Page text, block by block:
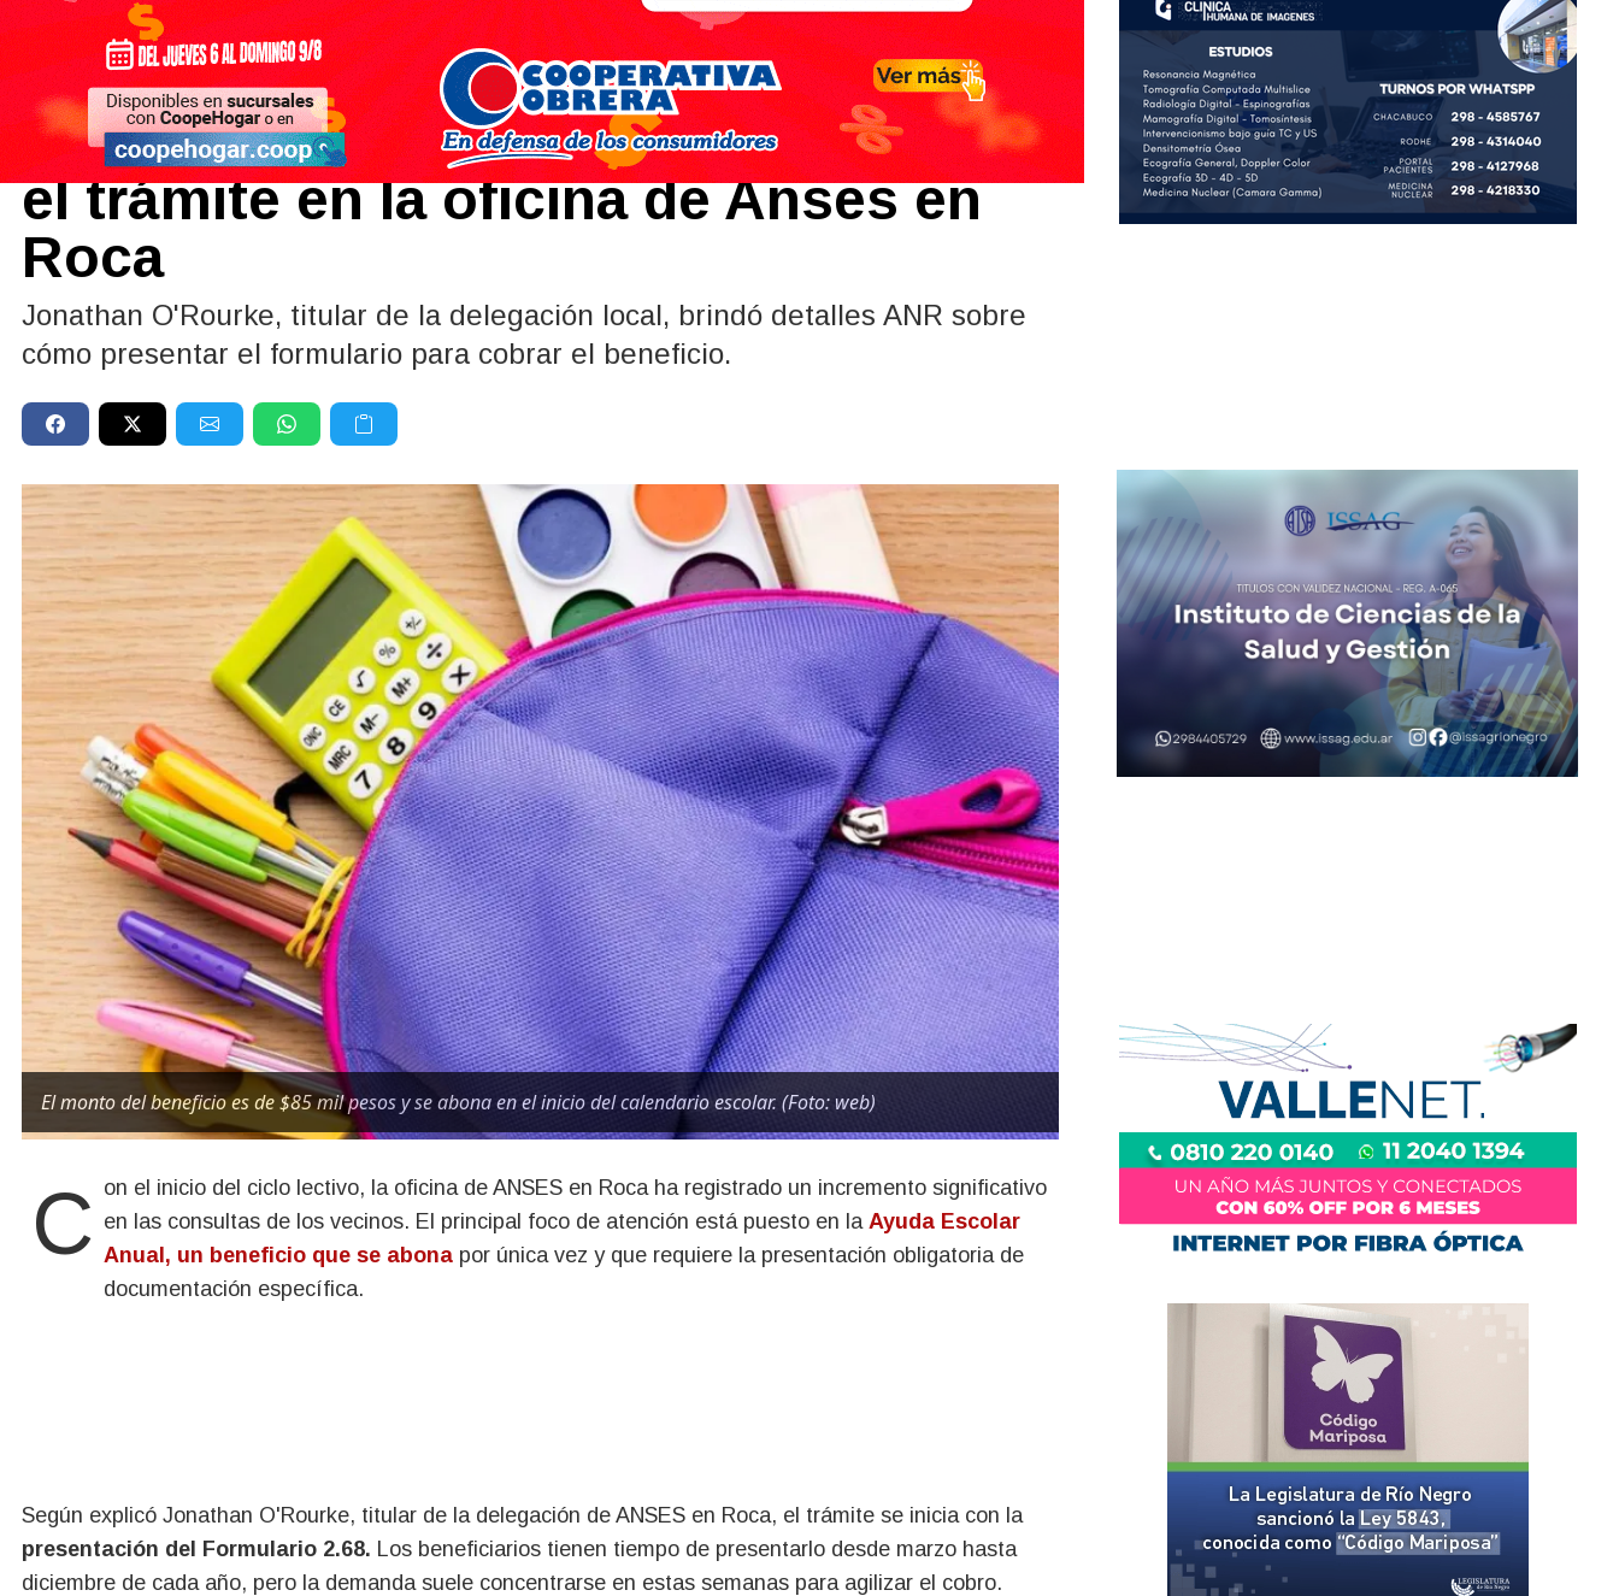
Sociedad
03/03/2026
Ayuda Escolar Anual: cómo realizar
el trámite en la oficina de Anses en
Roca
Jonathan O'Rourke, titular de la delegación local, brindó detalles ANR sobre
cómo presentar el formulario para cobrar el beneficio.
El monto del beneficio es de $85 mil pesos y se abona en el inicio del calendario escolar. (Foto: web)
Con el inicio del ciclo lectivo, la oficina de ANSES en Roca ha registrado un incremento significativo en las consultas de los vecinos. El principal foco de atención está puesto en la Ayuda Escolar
Anual, un beneficio que se abona por única vez y que requiere la presentación obligatoria de
documentación específica.
Según explicó Jonathan O'Rourke, titular de la delegación de ANSES en Roca, el trámite se inicia con la
presentación del Formulario 2.68. Los beneficiarios tienen tiempo de presentarlo desde marzo hasta
diciembre de cada año, pero la demanda suele concentrarse en estas semanas para agilizar el cobro.